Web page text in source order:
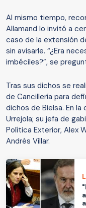
Al mismo tiempo,
Allamand lo invitó a
caso de la extensión
sin avisarle. “¿Era
imbéciles?”, se
Tras sus dichos se
de Cancillería para
dichos de Bielsa. En
Urrejola; su jefa de
Política Exterior, Alex
Andrés Villar.